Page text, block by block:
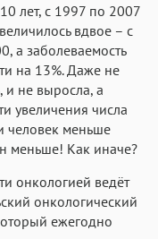
лет, с 1997 по 2007
вдвое – с
а заболеваемость
на 13%. Даже не
и не выросла, а
увеличения числа
человек меньше
меньше! Как иначе?
онкологией ведёт
онкологический
ежегодно